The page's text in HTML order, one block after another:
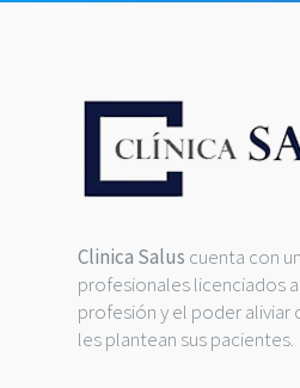
Clinica Salus cuenta con
profesionales licenciados
profesión y el poder aliviar
les plantean sus pacientes.